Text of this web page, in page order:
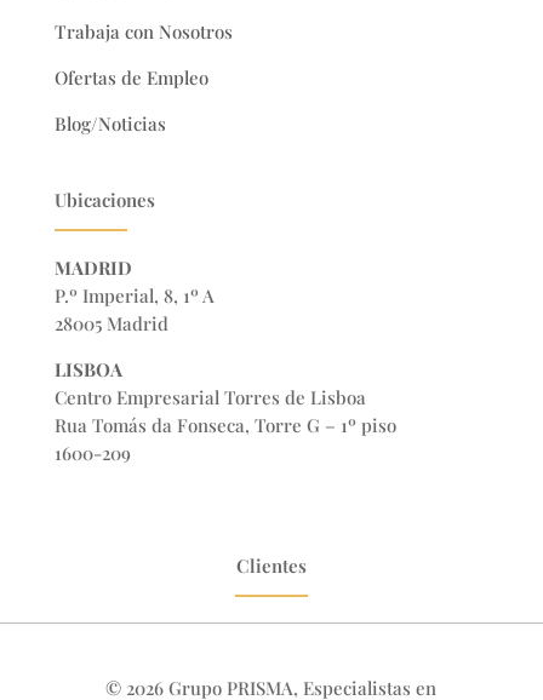
Trabaja con Nosotros
Ofertas de Empleo
Blog/Noticias
Ubicaciones
MADRID
P.º Imperial, 8, 1º A
28005 Madrid
LISBOA
Centro Empresarial Torres de Lisboa
Rua Tomás da Fonseca, Torre G – 1º piso
1600-209
Clientes
© 2026 Grupo PRISMA, Especialistas en